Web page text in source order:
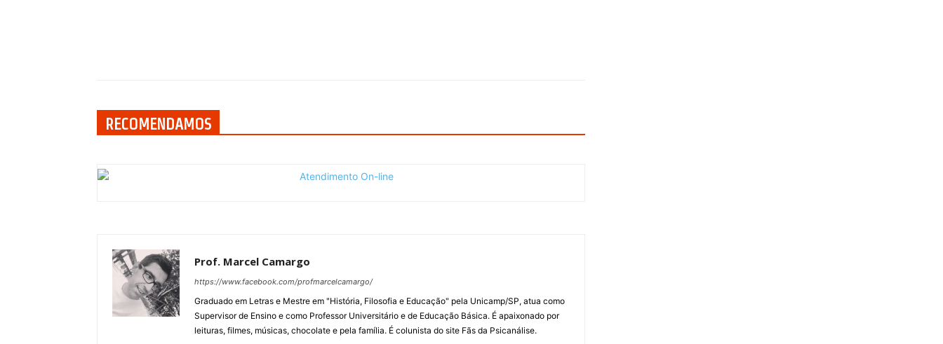
RECOMENDAMOS
Prof. Marcel Camargo
https://www.facebook.com/profmarcelcamargo/
Graduado em Letras e Mestre em "História, Filosofia e Educação" pela Unicamp/SP, atua como
Supervisor de Ensino e como Professor Universitário e de Educação Básica. É apaixonado por
leituras, filmes, músicas, chocolate e pela família. É colunista do site Fãs da Psicanálise.